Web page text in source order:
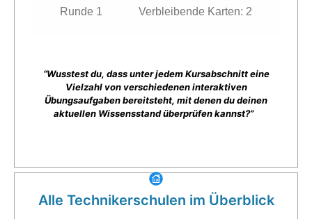
“Wusstest du, dass unter jedem Kursabschnitt eine
Vielzahl von verschiedenen interaktiven
Übungsaufgaben bereitsteht, mit denen du deinen
aktuellen Wissensstand überprüfen kannst?”
Alle Technikerschulen im Überblick